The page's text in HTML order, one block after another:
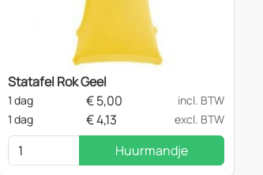
Statafel Rok Geel
1 dag €5,00
incl. BTW
1 dag
€4,13 excl. BTW
Huurmandje